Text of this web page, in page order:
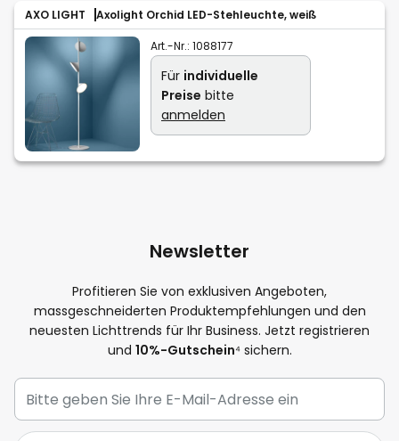
AXO LIGHT Axolight Orchid LED-Stehleuchte, weiß
Art.-Nr.: 1088177
Für individuelle
Preise bitte
anmelden
Newsletter
Profitieren Sie von exklusiven Angeboten,
massgeschneiderten Produktempfehlungen und den
neuesten Lichttrends für Ihr Business. Jetzt registrieren
und 10%-Gutschein⁴ sichern.